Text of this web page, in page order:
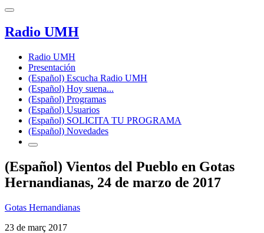
Radio UMH
Radio UMH
Presentación
(Español) Escucha Radio UMH
(Español) Hoy suena...
(Español) Programas
(Español) Usuarios
(Español) SOLICITA TU PROGRAMA
(Español) Novedades
(Español) Vientos del Pueblo en Gotas
Hernandianas, 24 de marzo de 2017
Gotas Hernandianas
23 de març 2017